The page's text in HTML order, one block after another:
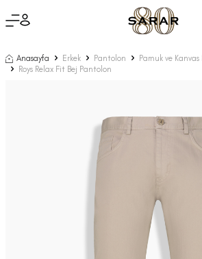
Anasayfa Erkek Pantolon
Pamuk ve
Roys Relax Fit Bej Pantolon